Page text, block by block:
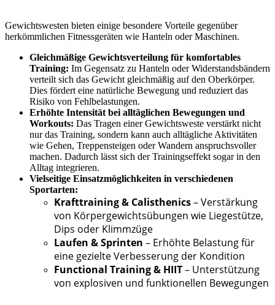
Gewichtswesten bieten einige besondere Vorteile gegenüber
herkömmlichen Fitnessgeräten wie Hanteln oder Maschinen.
Gleichmäßige Gewichtsverteilung für komfortables
Training: Im Gegensatz zu Hanteln oder Widerstandsbändern
verteilt sich das Gewicht gleichmäßig auf den Oberkörper.
Dies fördert eine natürliche Bewegung und reduziert das
Risiko von Fehlbelastungen.
Erhöhte Intensität bei alltäglichen Bewegungen und
Workouts: Das Tragen einer Gewichtsweste verstärkt nicht
nur das Training, sondern kann auch alltägliche Aktivitäten
wie Gehen, Treppensteigen oder Wandern anspruchsvoller
machen. Dadurch lässt sich der Trainingseffekt sogar in den
Alltag integrieren.
Vielseitige Einsatzmöglichkeiten in verschiedenen
Sportarten:
Krafttraining & Calisthenics– Verstärkung
von Körpergewichtsübungen wie Liegestütze,
Dips oder Klimmzüge
Laufen & Sprinten – Erhöhte Belastung für
eine gezielte Verbesserung der Kondition
Functional Training & HIIT– Unterstützung
von explosiven und funktionellen Bewegungen